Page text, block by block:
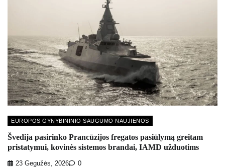
EUROPOS GYNYBININIO SAUGUMO NAUJIENOS
Švedija pasirinko Prancūzijos fregatos pasiūlymą greitam
pristatymui, kovinės sistemos brandai, IAMD užduotims
23 Gegužės, 2026 0